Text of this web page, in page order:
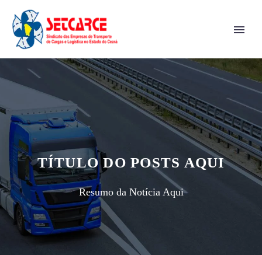
TÍTULO DO POSTS AQUI
Resumo da Notícia Aqui